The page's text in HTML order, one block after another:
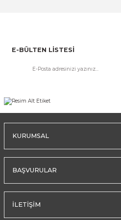
E-BÜLTEN LİSTESİ
KURUMSAL
BAŞVURULAR
İLETİŞİM